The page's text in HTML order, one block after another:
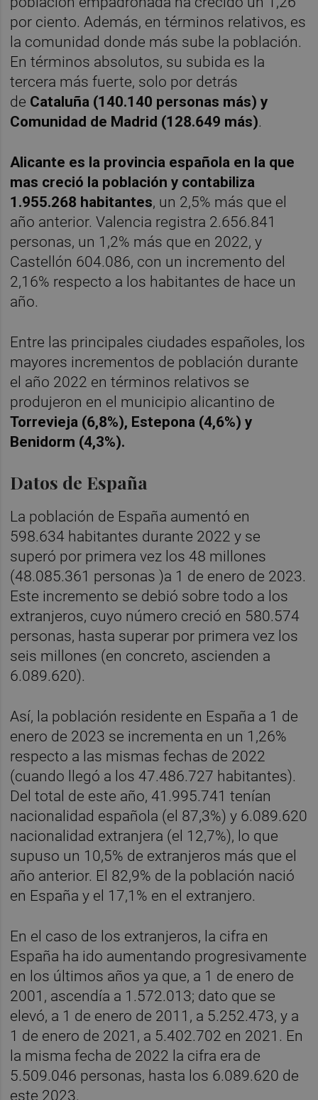
por ciento. Además, en términos relativos, es
la comunidad donde más sube la población.
En términos absolutos, su subida es la
tercera más fuerte, solo por detrás
de Cataluña (140.140 personas más) y
Comunidad de Madrid (128.649 más).
Alicante es la provincia española en la que
mas creció la población y contabiliza
1.955.268 habitantes, un 2,5% más que el
año anterior. Valencia registra 2.656.841
personas, un 1,2% más que en 2022, y
Castellón 604.086, con un incremento del
2,16% respecto a los habitantes de hace un
año.
Entre las principales ciudades españoles, los
mayores incrementos de población durante
el año 2022 en términos relativos se
produjeron en el municipio alicantino de
Torrevieja (6,8%), Estepona (4,6%) y
Benidorm (4,3%).
Datos de España
La población de España aumentó en
598.634 habitantes durante 2022 y se
superó por primera vez los 48 millones
(48.085.361 personas )a 1 de enero de 2023.
Este incremento se debió sobre todo a los
extranjeros, cuyo número creció en 580.574
personas, hasta superar por primera vez los
seis millones (en concreto, ascienden a
6.089.620).
Así, la población residente en España a 1 de
enero de 2023 se incrementa en un 1,26%
respecto a las mismas fechas de 2022
(cuando llegó a los 47.486.727 habitantes).
Del total de este año, 41.995.741 tenían
nacionalidad española (el 87,3%) y 6.089.620
nacionalidad extranjera (el 12,7%), lo que
supuso un 10,5% de extranjeros más que el
año anterior. El 82,9% de la población nació
en España y el 17,1% en el extranjero.
En el caso de los extranjeros, la cifra en
España ha ido aumentando progresivamente
en los últimos años ya que, a 1 de enero de
2001, ascendía a 1.572.013; dato que se
elevó, a 1 de enero de 2011, a 5.252.473, y a
1 de enero de 2021, a 5.402.702 en 2021. En
la misma fecha de 2022 la cifra era de
5.509.046 personas, hasta los 6.089.620 de
este 2023.